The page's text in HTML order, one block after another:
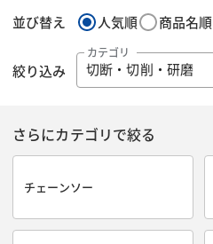
並び替え 人気順 商品名順
絞り込み
カテゴリ
切断・切削・研磨
さらにカテゴリで絞る
チェーンソー